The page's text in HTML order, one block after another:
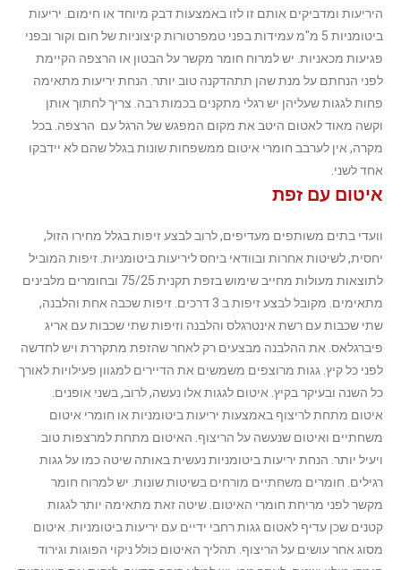
היריעות ומדביקים אותם זו לזו באמצעות דבק מיוחד או חימום. יריעות
ביטומניות 5 מ"מ עמידות בפני טמפרטורות קיצוניות של חום וקור ובפני
פגיעות מכאניות. יש למרוח חומר מקשר על הבטון או הרצפה הקיימת
לפני הנחתם על מנת שהן תתהדקנה טוב יותר. הנחת יריעות מתאימה
פחות לגגות שעליהן יש רגלי מתקנים בכמות רבה. צריך לחתוך אותן
וקשה מאוד לאטום היטב את מקום המפגש של הרגל עם הרצפה. בכל
מקרה, אין לערבב חומרי איטום ממשפחות שונות בגלל שהם לא יידבקו
אחד לשני.
איטום עם זפת
וועדי בתים משותפים מעדיפים, לרוב לבצע זיפות בגלל מחירו הזול,
יחסית, לשיטות אחרות ובוודאי ביחס ליריעות ביטומניות. זיפות המוביל
לתוצאות מעולות מחייב שימוש בזפת תקנית 75/25 ובחומרים מלבינים
מתאימים. מקובל לבצע זיפות ב 3 דרכים. זיפות שכבה אחת והלבנה,
שתי שכבות עם רשת אינטרגלס והלבנה וזיפות שתי שכבות עם אריג
פיברגלאס. את ההלבנה מבצעים רק לאחר שהזפת מתקררת ויש לחדשה
לפני כל קיץ. גגות מרוצפים משמשים את הדיירים למגוון פעילויות לאורך
כל השנה ובעיקר בקיץ. איטום לגגות אלו נעשה, לרוב, בשני אופנים.
איטום מתחת לריצוף באמצעות יריעות ביטומניות או חומרי איטום
משחתיים ואיטום שנעשה על הריצוף. האיטום מתחת למרצפות טוב
ויעיל יותר. הנחת יריעות ביטומניות נעשית באותה שיטה כמו על גגות
רגילים. חומרים משחתיים מורחים בשיטות שונות. יש למרוח חומר
מקשר לפני מריחת חומרי האיטום. שיטה זאת מתאימה יותר לגגות
קטנים שכן עדיף לאטום גגות רחבי ידיים עם יריעות ביטומניות. איטום
מסוג אחר עושים על הריצוף. תהליך האיטום כולל ניקוי הפוגות וגירוד